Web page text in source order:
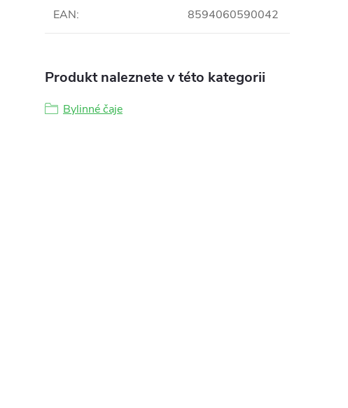
EAN: 8594060590042
Produkt naleznete v této kategorii
Bylinné čaje